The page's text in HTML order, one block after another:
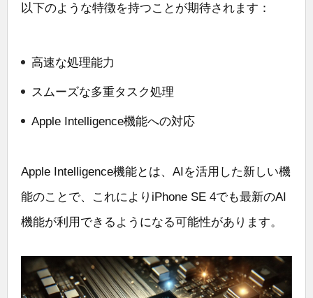
以下のような特徴を持つことが期待されます：
高速な処理能力
スムーズな多重タスク処理
Apple Intelligence機能への対応
Apple Intelligence機能とは、AIを活用した新しい機
能のことで、これによりiPhone SE 4でも最新のAI
機能が利用できるようになる可能性があります。